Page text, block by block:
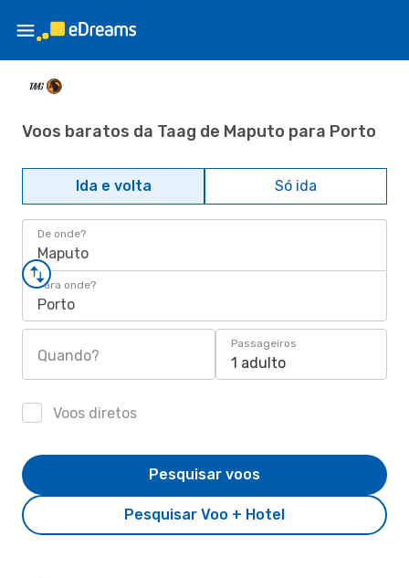
Voos baratos da Taag de Maputo para Porto
Ida e volta Só ida
De onde?
Maputo
Para onde?
Porto
Quando?
Passageiros
1 adulto
Voos diretos
Pesquisar Voo + Hotel
Pesquisar voos